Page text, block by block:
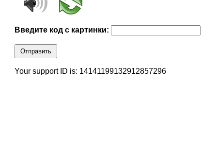
Введите код с картинки:
Отправить
Your support ID is: 14141199132912857296